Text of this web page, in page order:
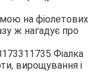
на фіолетових
ж нагадує про